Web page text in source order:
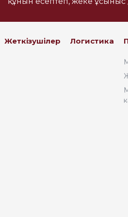
Жеткізушілер Логистика